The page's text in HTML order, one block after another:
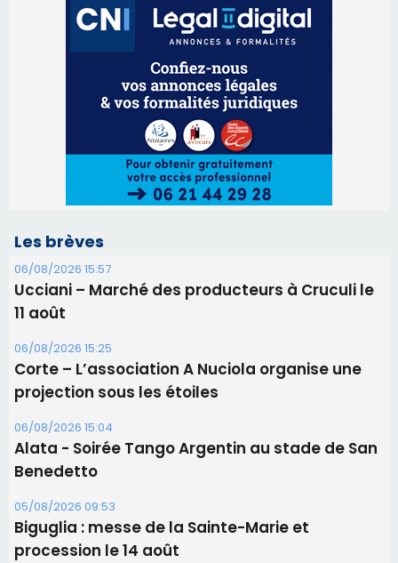
Les brèves
06/08/2026 15:57
Ucciani – Marché des producteurs à Cruculi le
11 août
06/08/2026 15:25
Corte – L’association A Nuciola organise une
projection sous les étoiles
06/08/2026 15:04
Alata - Soirée Tango Argentin au stade de San
Benedetto
05/08/2026 09:53
Biguglia : messe de la Sainte-Marie et
procession le 14 août